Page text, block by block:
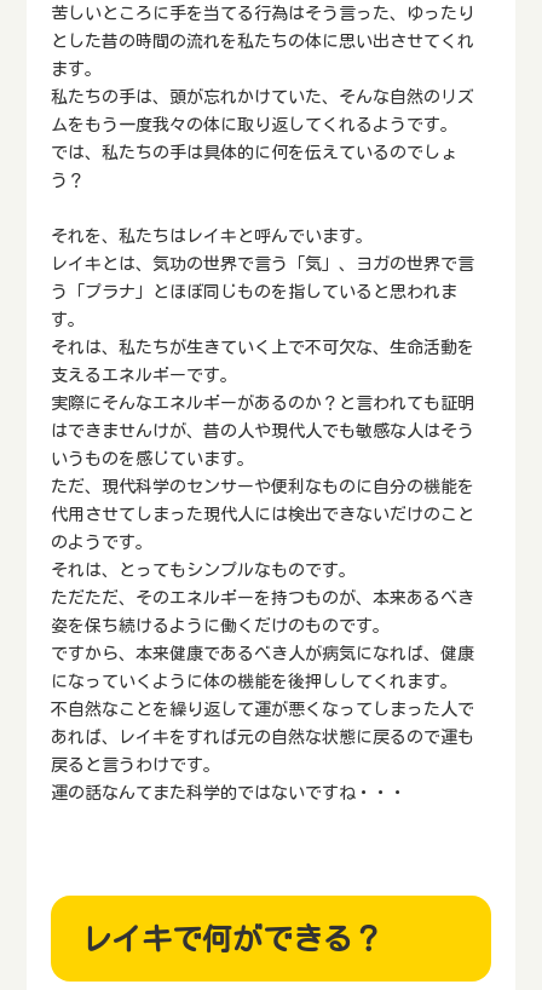
苦しいところに手を当てる行為はそう言った、ゆったり
とした昔の時間の流れを私たちの体に思い出させてくれ
ます。
私たちの手は、頭が忘れかけていた、そんな自然のリズ
ムをもう一度我々の体に取り返してくれるようです。
では、私たちの手は具体的に何を伝えているのでしょ
う？
それを、私たちはレイキと呼んでいます。
レイキとは、気功の世界で言う「気」、ヨガの世界で言
う「プラナ」とほぼ同じものを指していると思われま
す。
それは、私たちが生きていく上で不可欠な、生命活動を
支えるエネルギーです。
実際にそんなエネルギーがあるのか？と言われても証明
はできませんけが、昔の人や現代人でも敏感な人はそう
いうものを感じています。
ただ、現代科学のセンサーや便利なものに自分の機能を
代用させてしまった現代人には検出できないだけのこと
のようです。
それは、とってもシンプルなものです。
ただただ、そのエネルギーを持つものが、本来あるべき
姿を保ち続けるように働くだけのものです。
ですから、本来健康であるべき人が病気になれば、健康
になっていくように体の機能を後押ししてくれます。
不自然なことを繰り返して運が悪くなってしまった人で
あれば、レイキをすれば元の自然な状態に戻るので運も
戻ると言うわけです。
運の話なんてまた科学的ではないですね・・・
レイキで何ができる？